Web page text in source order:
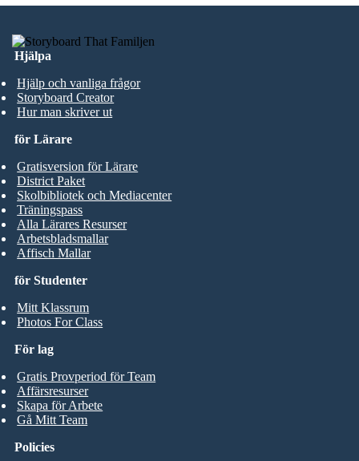
Hjälpa
Hjälp och vanliga frågor
Storyboard Creator
Hur man skriver ut
för Studenter
Mitt Klassrum
Photos For Class
för Lärare
Gratisversion för Lärare
District Paket
Skolbibliotek och Mediacenter
Träningspass
Alla Lärares Resurser
Arbetsbladsmallar
Affisch Mallar
För lag
Gratis Provperiod för Team
Affärsresurser
Skapa för Arbete
Gå Mitt Team
Policies